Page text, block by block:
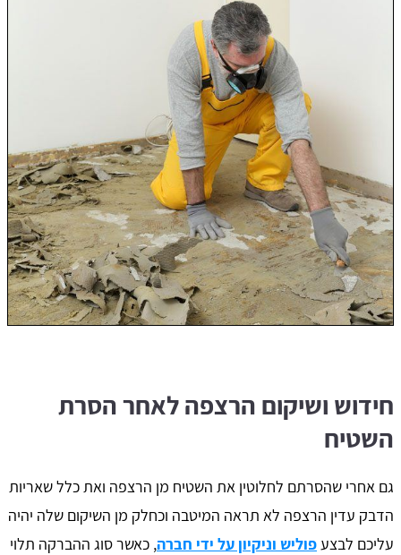
חידוש ושיקום הרצפה לאחר הסרת
השטיח
גם אחרי שהסרתם לחלוטין את השטיח מן הרצפה ואת כלל שאריות
הדבק עדין הרצפה לא תראה המיטבה וכחלק מן השיקום שלה יהיה
עליכם לבצעפוליש וניקיון על ידי חברה, כאשר סוג ההברקה תלוי